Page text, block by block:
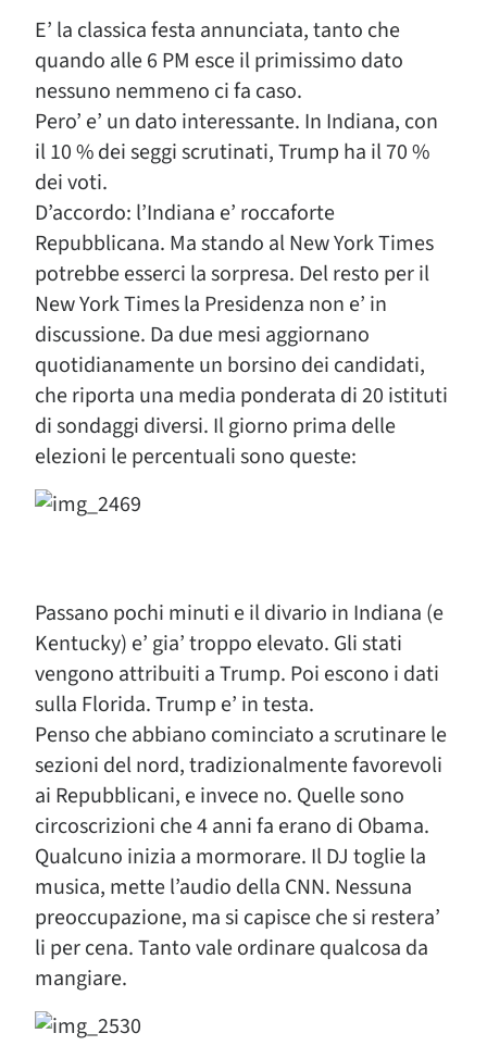
E’ la classica festa annunciata, tanto che
quando alle 6 PM esce il primissimo dato
nessuno nemmeno ci fa caso.
Pero’ e’ un dato interessante. In Indiana, con
il 10 % dei seggi scrutinati, Trump ha il 70 %
dei voti.
D’accordo: l’Indiana e’ roccaforte
Repubblicana. Ma stando al New York Times
potrebbe esserci la sorpresa. Del resto per il
New York Times la Presidenza non e’ in
discussione. Da due mesi aggiornano
quotidianamente un borsino dei candidati,
che riporta una media ponderata di 20 istituti
di sondaggi diversi. Il giorno prima delle
elezioni le percentuali sono queste:
Passano pochi minuti e il divario in Indiana (e
Kentucky) e’ gia’ troppo elevato. Gli stati
vengono attribuiti a Trump. Poi escono i dati
sulla Florida. Trump e’ in testa.
Penso che abbiano cominciato a scrutinare le
sezioni del nord, tradizionalmente favorevoli
ai Repubblicani, e invece no. Quelle sono
circoscrizioni che 4 anni fa erano di Obama.
Qualcuno inizia a mormorare. Il DJ toglie la
musica, mette l’audio della CNN. Nessuna
preoccupazione, ma si capisce che si restera’
li per cena. Tanto vale ordinare qualcosa da
mangiare.